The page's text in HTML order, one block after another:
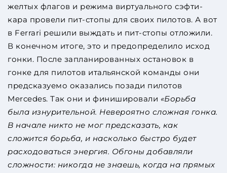
желтых флагов и режима виртуального сэфти-
кара провели пит-стопы для своих пилотов. А вот
в Ferrari решили выждать и пит-стопы отложили.
В конечном итоге, это и предопределило исход
гонки. После запланированных остановок в
гонке для пилотов итальянской команды они
предсказуемо оказались позади пилотов
Mercedes. Так они и финишировали «Борьба
была изнурительной. Невероятно сложная гонка.
В начале никто не мог предсказать, как
сложится борьба, и насколько быстро будет
расходоваться энергия. Обгоны добавляли
сложности: никогда не знаешь, когда на прямых